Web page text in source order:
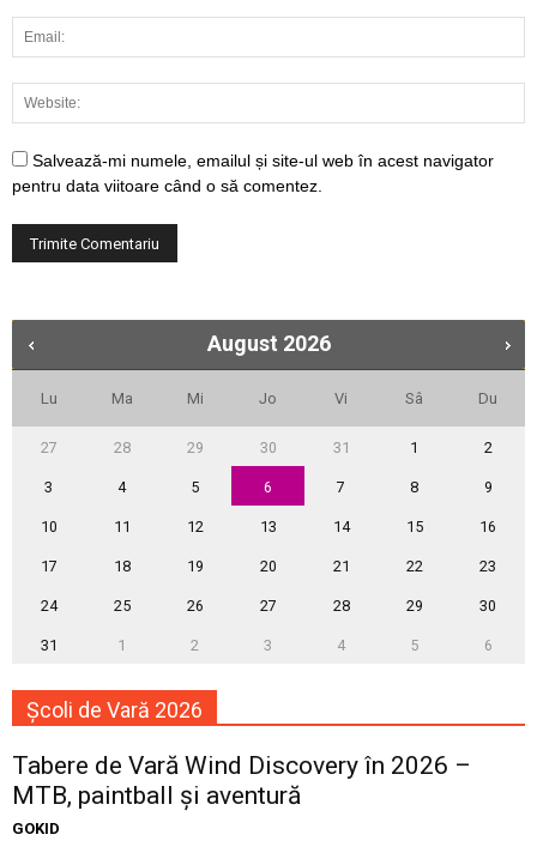
Salvează-mi numele, emailul și site-ul web în acest navigator
pentru data viitoare când o să comentez.
August 2026
Lu Ma Mi Jo Vi Sâ Du
27 28 29 30 31 1 2
3 4 5 6 7 8 9
10 11 12 13 14 15 16
17 18 19 20 21 22 23
24 25 26 27 28 29 30
31 1 2 3 4 5 6
Școli de Vară 2026
Tabere de Vară Wind Discovery în 2026 –
MTB, paintball și aventură
GOKID